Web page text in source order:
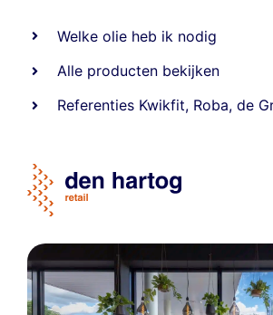
Welke olie heb ik nodig
Alle producten bekijken
Referenties Kwikfit, Roba,de